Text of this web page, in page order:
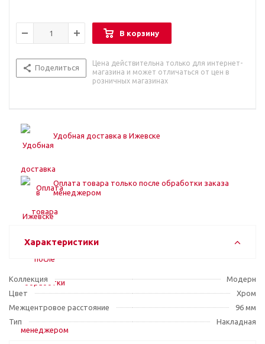
В корзину
Поделиться
Цена действительна только для интернет-
магазина и может отличаться от цен в
розничных магазинах
Удобная доставка в Ижевске
Оплата товара только после обработки заказа
менеджером
Характеристики
Коллекция
Модерн
Цвет
Хром
Межцентровое расстояние
96 мм
Тип
Накладная